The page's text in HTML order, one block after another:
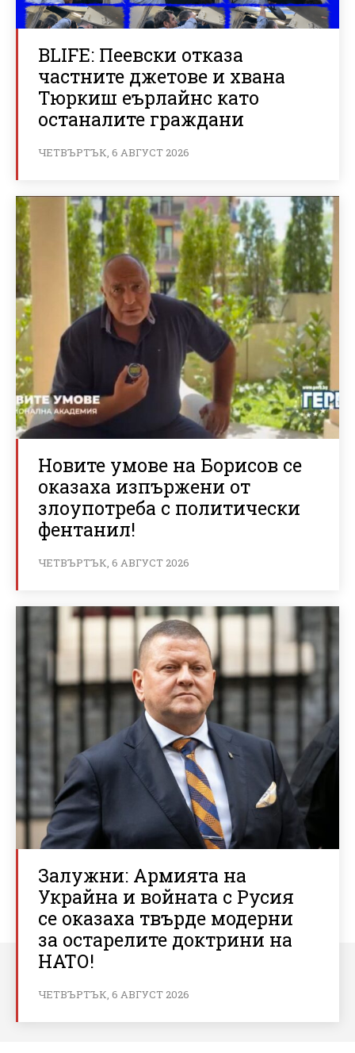
BLIFE: Пеевски отказа
частните джетове и хвана
Тюркиш еърлайнс като
останалите граждани
ЧЕТВЪРТЪК, 6 АВГУСТ 2026
Новите умове на Борисов се
оказаха изпържени от
злоупотреба с политически
фентанил!
ЧЕТВЪРТЪК, 6 АВГУСТ 2026
Залужни: Армията на
Украйна и войната с Русия
се оказаха твърде модерни
за остарелите доктрини на
НАТО!
ЧЕТВЪРТЪК, 6 АВГУСТ 2026